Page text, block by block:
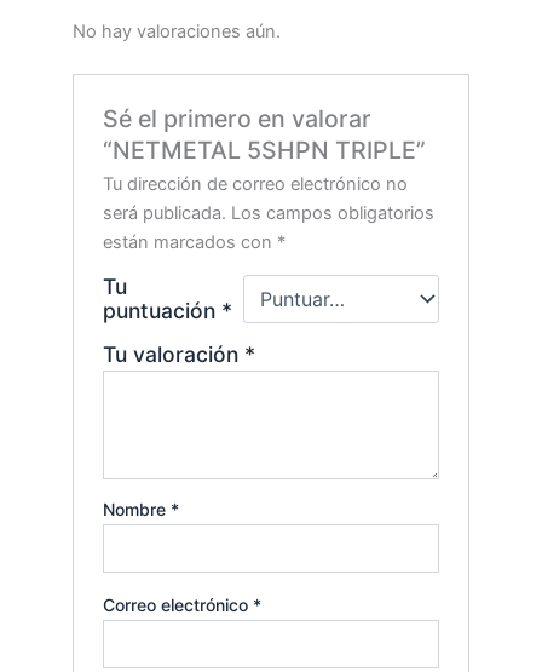
No hay valoraciones aún.
Sé el primero en valorar
“NETMETAL 5SHPN TRIPLE”
Tu dirección de correo electrónico no
será publicada. Los campos obligatorios
están marcados con *
Tu
puntuación *
Tu valoración *
Nombre *
Correo electrónico *